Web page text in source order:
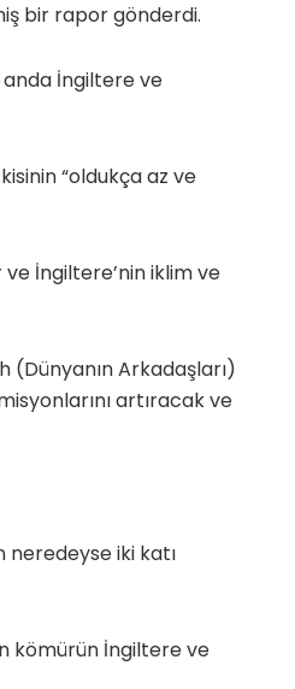
bir rapor gönderdi.
anda İngiltere ve
“oldukça az ve
İngiltere’nin iklim ve
(Dünyanın Arkadaşları)
artıracak ve
neredeyse iki katı
kömürün İngiltere ve